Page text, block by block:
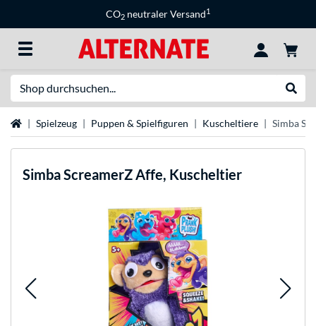
CO2 neutraler Versand1
StartseiteSpielzeug Puppen & Spielfiguren Kuscheltiere Simba
SimbaScreamerZ Affe, Kuscheltier